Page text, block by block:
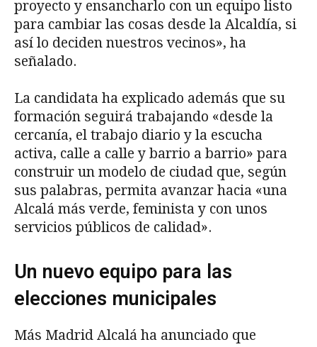
proyecto y ensancharlo con un equipo listo
para cambiar las cosas desde la Alcaldía, si
así lo deciden nuestros vecinos», ha
señalado.
La candidata ha explicado además que su
formación seguirá trabajando «desde la
cercanía, el trabajo diario y la escucha
activa, calle a calle y barrio a barrio» para
construir un modelo de ciudad que, según
sus palabras, permita avanzar hacia «una
Alcalá más verde, feminista y con unos
servicios públicos de calidad».
Un nuevo equipo para las
elecciones municipales
Más Madrid Alcalá ha anunciado que